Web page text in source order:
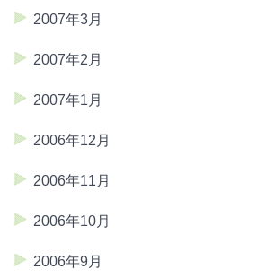
2007年3月
2007年2月
2007年1月
2006年12月
2006年11月
2006年10月
2006年9月